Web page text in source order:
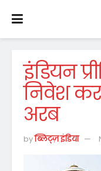
इंडियन
निवेश
अरब
byब्लिट्ज़ इंडिया